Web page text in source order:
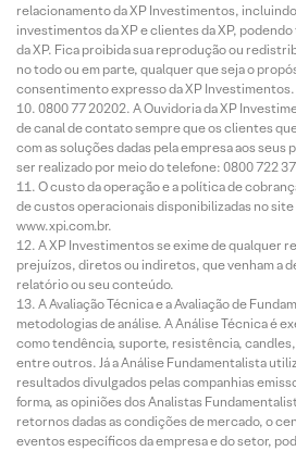
relacionamento da XP Investimentos,
investimentos da XP e clientes da XP,
da XP. Fica proibida sua reprodução ou
no todo ou em parte, qualquer que seja o
consentimento expresso da XP Investimentos.
0800 77 20202. A Ouvidoria da XP
de canal de contato sempre que os clientes
com as soluções dadas pela empresa aos
ser realizado por meio do telefone: 0800 722
O custo da operação e a política de
de custos operacionais disponibilizadas no
www.xpi.com.br.
A XP Investimentos se exime de qualquer
prejuízos, diretos ou indiretos, que venham a
relatório ou seu conteúdo.
A Avaliação Técnica e a Avaliação de
metodologias de análise. A Análise Técnica é
como tendência, suporte, resistência,
entre outros. Já a Análise Fundamentalista
resultados divulgados pelas companhias
forma, as opiniões dos Analistas
retornos dadas as condições de mercado, o
eventos específicos da empresa e do setor,